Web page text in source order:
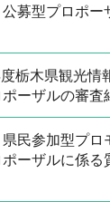
募型プロポー
栃木県観光情
ーザルの審査
県民参加型プ
ーザルに係る